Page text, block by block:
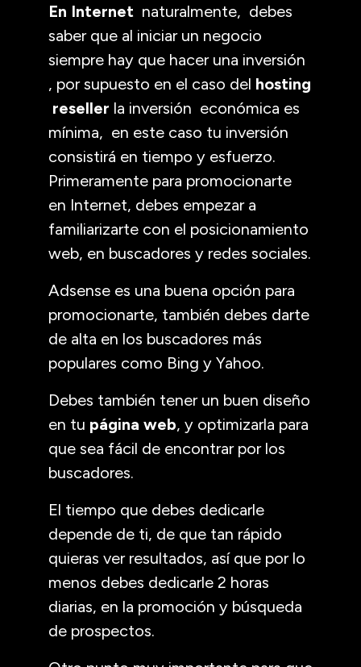
En Internet naturalmente, debes
saber que al iniciar un negocio
siempre hay que hacer una inversión
, por supuesto en el caso del hosting
reseller la inversión económica es
mínima, en este caso tu inversión
consistirá en tiempo y esfuerzo.
Primeramente para promocionarte
en Internet, debes empezar a
familiarizarte con el posicionamiento
web, en buscadores y redes sociales.
Adsense es una buena opción para
promocionarte, también debes darte
de alta en los buscadores más
populares como Bing y Yahoo.
Debes también tener un buen diseño
en tu página web, y optimizarla para
que sea fácil de encontrar por los
buscadores.
El tiempo que debes dedicarle
depende de ti, de que tan rápido
quieras ver resultados, así que por lo
menos debes dedicarle 2 horas
diarias, en la promoción y búsqueda
de prospectos.